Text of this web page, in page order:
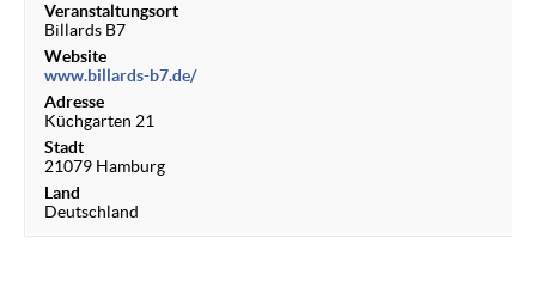
Veranstaltungsort
Billards B7
Website
www.billards-b7.de/
Adresse
Küchgarten 21
Stadt
21079 Hamburg
Land
Deutschland